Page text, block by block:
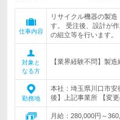
仕事内容
リサイクル機器の製
す。 受注後、設計が
の組立等を行います。
対象と
なる方
【業界経験不問】製
勤務地
本社：埼玉県川口市
後】上記事業所 【変
月給：280,000円～